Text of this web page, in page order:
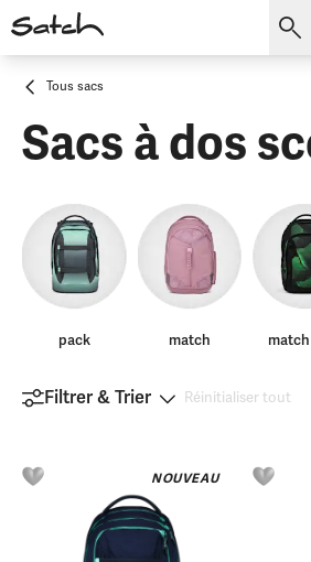
Tous sacs
Sacs à dos
pack match
Filtrer & Trier Réinitialiser tout
NOUVEAU